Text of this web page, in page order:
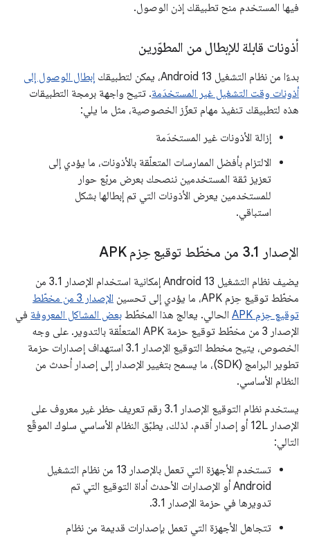
فيها المستخدم منح تطبيقك إذن الوصول.
أذونات قابلة للإبطال من المطوّرين
بدءًا من نظام التشغيل Android 13، يمكن لتطبيقك
إبطال الوصول إلى
أذونات وقت التشغيل غير المستخدَمة. تتيح واجهة برمجة التطبيقات
هذه لتطبيقك تنفيذ مهام تعزّز الخصوصية، مثل ما يلي:
إزالة الأذونات غير المستخدَمة
الالتزام بأفضل الممارسات المتعلّقة بالأذونات، ما يؤدي إلى
تعزيز ثقة المستخدمين ننصحك بعرض مربّع حوار
للمستخدمين يعرض الأذونات التي تم إبطالها بشكل
استباقي.
الإصدار 3 .1 من مخطّط توقيع حِزم APK
يضيف نظام التشغيل Android 13 إمكانية استخدام الإصدار 3.1 من
مخطّط توقيع حِزم APK، ما يؤدي إلى تحسين
الإصدار 3 من مخطّط
توقيع حِزم APK
الحالي. يعالج هذا المخطّط بعض المشاكل المعروفة في
الإصدار 3 من مخطّط توقيع حزمة APK المتعلّقة بالتدوير. على وجه
الخصوص، يتيح مخطط التوقيع الإصدار 3.1 استهداف إصدارات حزمة
تطوير البرامج (SDK)، ما يسمح بتغيير الإصدار إلى إصدار أحدث من
النظام الأساسي.
يستخدم نظام التوقيع الإصدار 3.1 رقم تعريف حظر غير معروف على
الإصدار 12L أو إصدار أقدم. لذلك، يطبّق النظام الأساسي سلوك الموقّع
التالي:
تستخدم الأجهزة التي تعمل بالإصدار 13 من نظام التشغيل
Android أو الإصدارات الأحدث أداة التوقيع التي تم
تدويرها في حزمة الإصدار 3.1.
تتجاهل الأجهزة التي تعمل بإصدارات قديمة من نظام